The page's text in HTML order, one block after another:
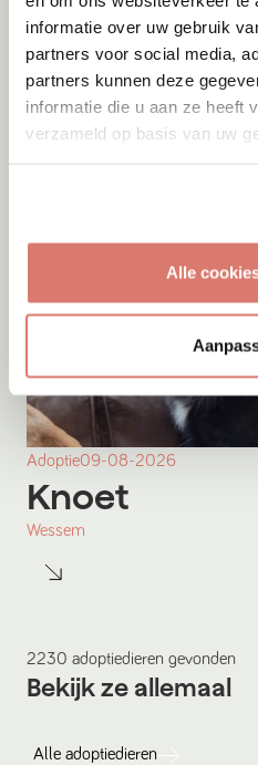
informatie over uw gebruik
partners voor social media,
partners kunnen deze
informatie die u aan ze heeft
verzameld op basis van uw
Alle
09-08-2026
Kito
Menen
Adoptie09-08-2026
Knoet
Wessem
2230 adoptiedieren gevonden
Bekijk ze allemaal
Alle adoptiedieren